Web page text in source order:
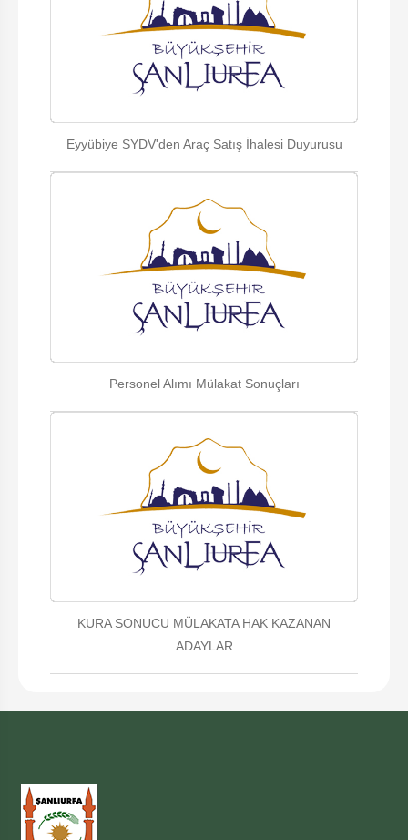
Eyyübiye SYDV'den Araç Satış İhalesi Duyurusu
Personel Alımı Mülakat Sonuçları
KURA SONUCU MÜLAKATA HAK KAZANAN
ADAYLAR